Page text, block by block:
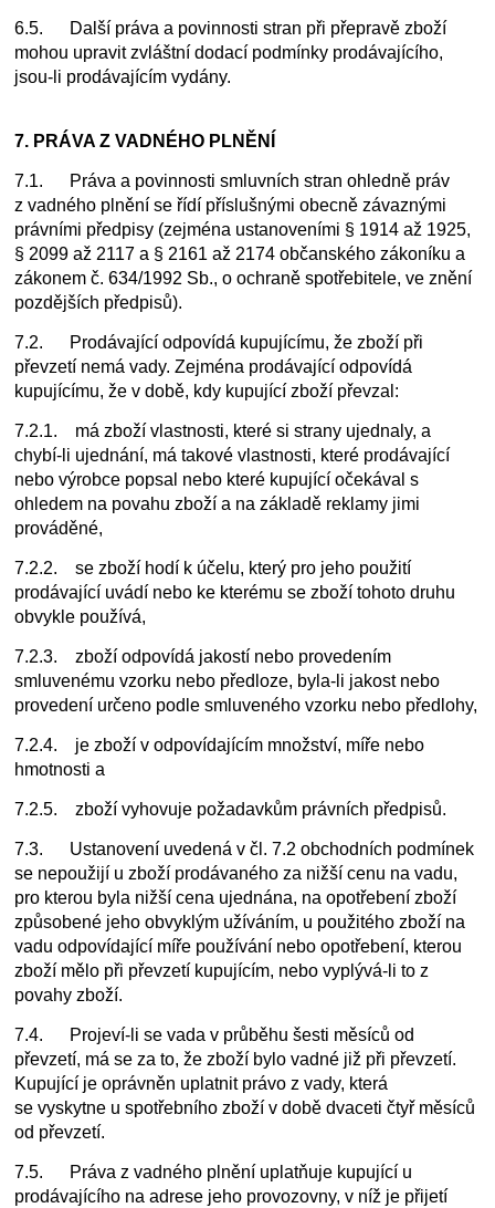
6.5. Další práva a povinnosti stran při přepravě zboží
mohou upravit zvláštní dodací podmínky prodávajícího,
jsou-li prodávajícím vydány.
7. PRÁVA Z VADNÉHO PLNĚNÍ
7.1. Práva a povinnosti smluvních stran ohledně práv
z vadného plnění se řídí příslušnými obecně závaznými
právními předpisy (zejména ustanoveními § 1914 až 1925,
§ 2099 až 2117 a § 2161 až 2174 občanského zákoníku a
zákonem č. 634/1992 Sb., o ochraně spotřebitele, ve znění
pozdějších předpisů).
7.2. Prodávající odpovídá kupujícímu, že zboží při
převzetí nemá vady. Zejména prodávající odpovídá
kupujícímu, že v době, kdy kupující zboží převzal:
7.2.1. má zboží vlastnosti, které si strany ujednaly, a
chybí-li ujednání, má takové vlastnosti, které prodávající
nebo výrobce popsal nebo které kupující očekával s
ohledem na povahu zboží a na základě reklamy jimi
prováděné,
7.2.2. se zboží hodí k účelu, který pro jeho použití
prodávající uvádí nebo ke kterému se zboží tohoto druhu
obvykle používá,
7.2.3. zboží odpovídá jakostí nebo provedením
smluvenému vzorku nebo předloze, byla-li jakost nebo
provedení určeno podle smluveného vzorku nebo předlohy,
7.2.4. je zboží v odpovídajícím množství, míře nebo
hmotnosti a
7.2.5. zboží vyhovuje požadavkům právních předpisů.
7.3. Ustanovení uvedená v čl. 7.2 obchodních podmínek
se nepoužijí u zboží prodávaného za nižší cenu na vadu,
pro kterou byla nižší cena ujednána, na opotřebení zboží
způsobené jeho obvyklým užíváním, u použitého zboží na
vadu odpovídající míře používání nebo opotřebení, kterou
zboží mělo při převzetí kupujícím, nebo vyplývá-li to z
povahy zboží.
7.4. Projeví-li se vada v průběhu šesti měsíců od
převzetí, má se za to, že zboží bylo vadné již při převzetí.
Kupující je oprávněn uplatnit právo z vady, která
se vyskytne u spotřebního zboží v době dvaceti čtyř měsíců
od převzetí.
7.5. Práva z vadného plnění uplatňuje kupující u
prodávajícího na adrese jeho provozovny, v níž je přijetí